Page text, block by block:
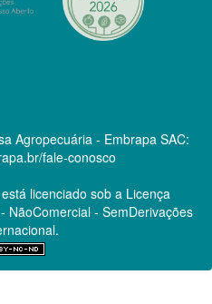
Agropecuária - Embrapa SAC:
fale-conosco
licenciado sob a Licença
NãoComercial - SemDerivações